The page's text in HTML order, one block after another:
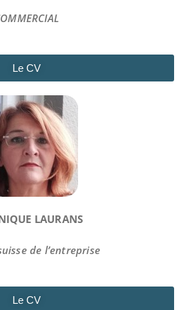
Le CV
LAURANS
de l’entreprise
Le CV